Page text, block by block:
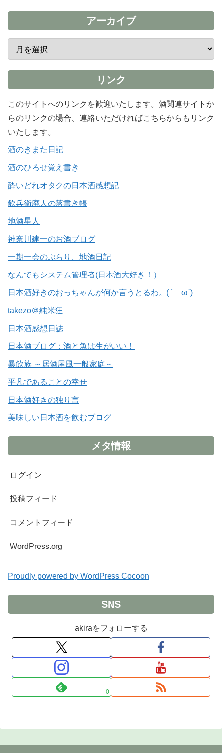
アーカイブ
リンク
このサイトへのリンクを歓迎いたします。酒関連サイトか
らのリンクの場合、連絡いただければこちらからもリンク
いたします。
酒のきまた日記
酒のひろせ覚え書き
酔いどれオタクの日本酒感想記
飲兵衛廃人の落書き帳
地酒星人
神奈川建一のお酒ブログ
一期一会のぶらり、地酒日記
なんでもシステム管理者(日本酒大好き！）
日本酒好きのおっちゃんが何か言うとるわ。( ´ ω`)
takezo＠純米狂
日本酒感想日誌
日本酒ブログ：酒と魚は生がいい！
暴飲族 ～居酒屋風一般家庭～
平凡であることの幸せ
日本酒好きの独り言
美味しい日本酒を飲むブログ
メタ情報
ログイン
投稿フィード
コメントフィード
WordPress.org
Proudly powered by WordPress Cocoon
SNS
akiraをフォローする
0